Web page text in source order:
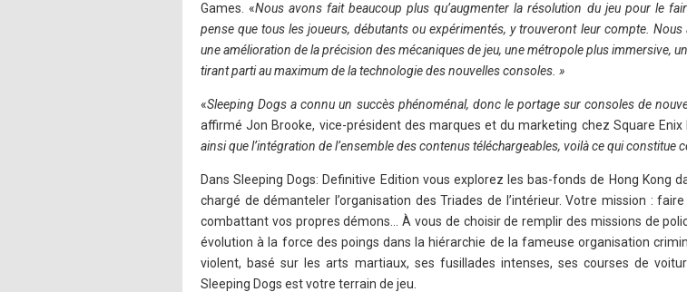
Games. «Nous avons fait beaucoup plus qu’augmenter la résolution du jeu pour le
pense que tous les joueurs, débutants ou expérimentés, y trouveront leur compte.
une amélioration de la précision des mécaniques de jeu, une métropole plus immersive,
tirant parti au maximum de la technologie des nouvelles consoles. »
«Sleeping Dogs a connu un succès phénoménal, donc le portage sur consoles de
affirmé Jon Brooke, vice-président des marques et du marketing chez Square Enix
ainsi que l’intégration de l’ensemble des contenus téléchargeables, voilà ce qui constitue
Dans Sleeping Dogs: Definitive Edition vous explorez les bas-fonds de Hong Kong
chargé de démanteler l’organisation des Triades de l’intérieur. Votre mission :
combattant vos propres démons… À vous de choisir de remplir des missions de
évolution à la force des poings dans la hiérarchie de la fameuse organisation
violent, basé sur les arts martiaux, ses fusillades intenses, ses courses de
Sleeping Dogs est votre terrain de jeu.